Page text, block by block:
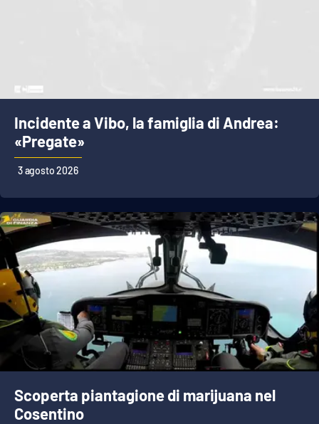
Incidente a Vibo, la famiglia di Andrea:
«Pregate»
3 agosto 2026
Scoperta piantagione di marijuana nel
Cosentino